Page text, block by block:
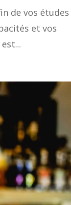
de vos
et vos